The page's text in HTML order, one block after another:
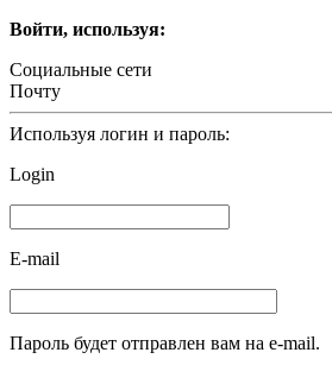
Войти, используя:
Социальные сети
Почту
Используя логин и пароль:
Login
E-mail
Пароль будет отправлен вам на e-mail.